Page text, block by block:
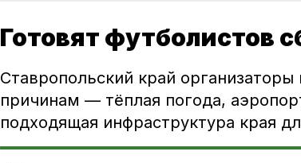
Готовят футболистов
Ставропольский край
причинам — тёплая погода,
подходящая инфраструктура края